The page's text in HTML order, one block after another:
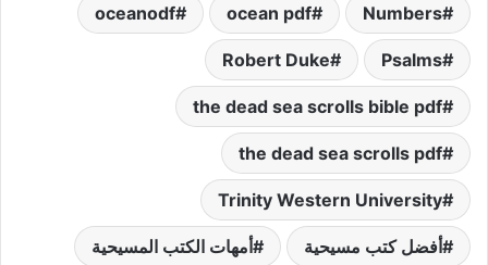
Numbers
ocean pdf
oceanodf
Psalms
Robert Duke
the dead sea scrolls bible pdf
the dead sea scrolls pdf
Trinity Western University
أفضل كتب مسيحية أمهات الكتب المسيحية